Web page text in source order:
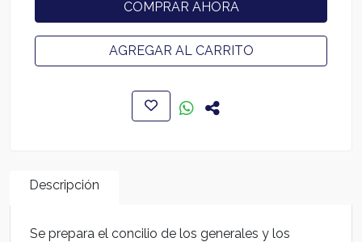
COMPRAR AHORA
AGREGAR AL CARRITO
Descripción
Se prepara el concilio de los generales y los